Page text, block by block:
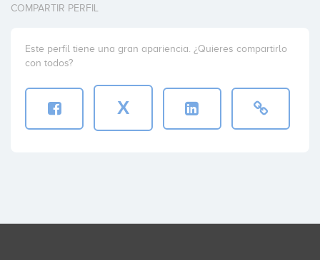
COMPARTIR PERFIL
Este perfil tiene una gran apariencia. ¿Quieres compartirlo
con todos?
X